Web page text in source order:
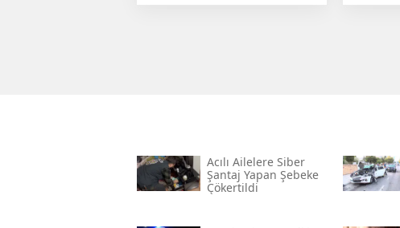
Acılı Ailelere Siber
Şantaj Yapan Şebeke
Çökertildi